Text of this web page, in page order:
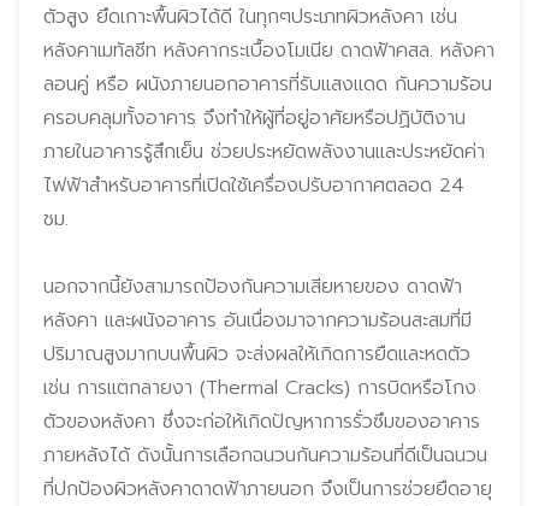
ตัวสูง ยึดเกาะพื้นผิวได้ดี ในทุกๆประเภทผิวหลังคา เช่น
หลังคาเมทัลชีท หลังคากระเบื้องโมเนีย ดาดฟ้าคสล. หลังคา
ลอนคู่ หรือ ผนังภายนอกอาคารที่รับแสงแดด กันความร้อน
ครอบคลุมทั้งอาคาร จึงทำให้ผู้ที่อยู่อาศัยหรือปฏิบัติงาน
ภายในอาคารรู้สึกเย็น ช่วยประหยัดพลังงานและประหยัดค่า
ไฟฟ้าสำหรับอาคารที่เปิดใช้เครื่องปรับอากาศตลอด 24
ชม.
นอกจากนี้ยังสามารถป้องกันความเสียหายของ ดาดฟ้า
หลังคา และผนังอาคาร อันเนื่องมาจากความร้อนสะสมที่มี
ปริมาณสูงมากบนพื้นผิว จะส่งผลให้เกิดการยืดและหดตัว
เช่น การแตกลายงา (Thermal Cracks) การบิดหรือโกง
ตัวของหลังคา ซึ่งจะก่อให้เกิดปัญหาการรั่วซึมของอาคาร
ภายหลังได้ ดังนั้นการเลือกฉนวนกันความร้อนที่ดีเป็นฉนวน
ที่ปกป้องผิวหลังคาดาดฟ้าภายนอก จึงเป็นการช่วยยืดอายุ